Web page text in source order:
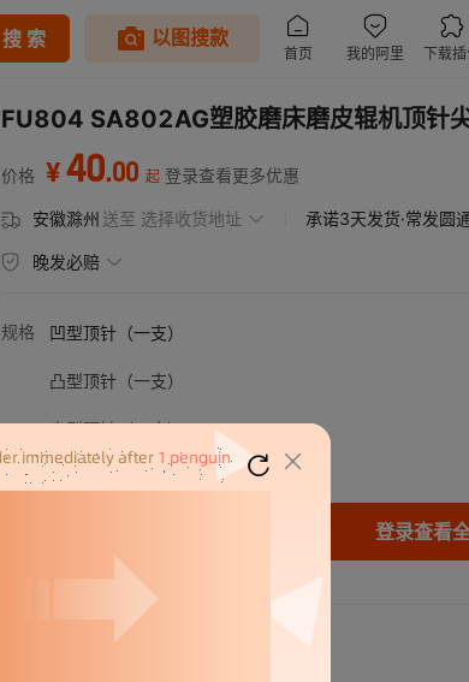
FU804 SA802AG塑胶磨床磨皮辊机顶针
价格 ¥40.00 起 登录查看更多优惠
安徽滁州 送至 选择收货地址 承诺3天发货·常发圆
晚发必赔
规格 凹型顶针（一支）
凸型顶针（一支）
尖型顶针（一支）
并条顶针（一支）
登录查看